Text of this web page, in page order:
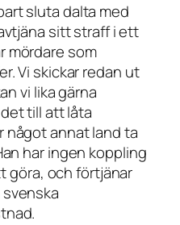
sluta dalta med
sitt straff i ett
mördare som
Vi skickar redan ut
vi lika gärna
till att låta
något annat land ta
har ingen koppling
göra, och förtjänar